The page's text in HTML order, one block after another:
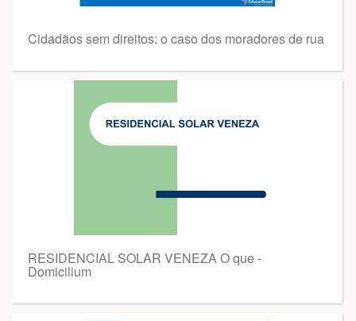
Cidadãos sem direitos: o caso dos moradores de rua
RESIDENCIAL SOLAR VENEZA O que -
Domicilium